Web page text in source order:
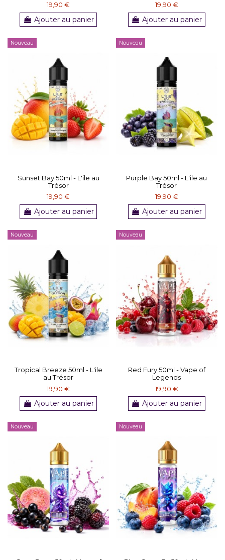
19,90 €
Ajouter au panier
19,90 €
Ajouter au panier
Nouveau
Sunset Bay 50ml - L'ile au
Trésor
19,90 €
Ajouter au panier
Nouveau
Purple Bay 50ml - L'ile au
Trésor
19,90 €
Ajouter au panier
Nouveau
Tropical Breeze 50ml - L'ile
au Trésor
19,90 €
Ajouter au panier
Nouveau
Red Fury 50ml - Vape of
Legends
19,90 €
Ajouter au panier
Nouveau Nouveau